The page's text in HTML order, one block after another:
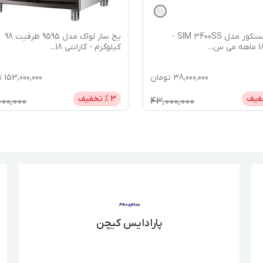
یخ ساز سنکور مدل SIM 3400SS -
...
38,000,000 تومان
43,000,000
یخ ساز لواک مدل 9595 ظرفیت 98
کیلوگرم - گارانتی 18
...
153,000,000
3 % تخفیف
پارادایس کیچن